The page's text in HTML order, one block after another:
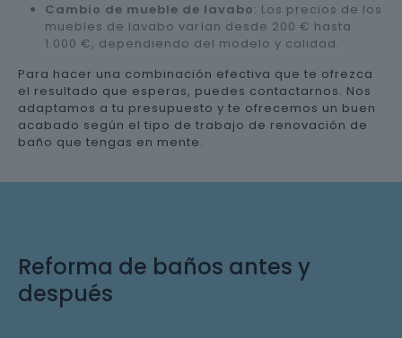
Cambio de mueble de lavabo: Los precios de los
muebles de lavabo varían desde 200 € hasta
1.000 €, dependiendo del modelo y calidad.
Para hacer una combinación efectiva que te ofrezca
el resultado que esperas, puedes contactarnos. Nos
adaptamos a tu presupuesto y te ofrecemos un buen
acabado según el tipo de trabajo de renovación de
baño que tengas en mente.
Reforma de baños antes y
después